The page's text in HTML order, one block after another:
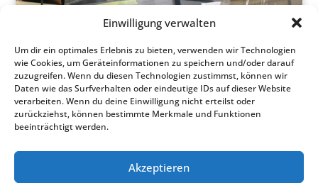
Einwilligung verwalten
Um dir ein optimales Erlebnis zu bieten, verwenden wir Technologien
wie Cookies, um Geräteinformationen zu speichern und/oder darauf
zuzugreifen. Wenn du diesen Technologien zustimmst, können wir
Daten wie das Surfverhalten oder eindeutige IDs auf dieser Website
verarbeiten. Wenn du deine Einwilligung nicht erteilst oder
zurückziehst, können bestimmte Merkmale und Funktionen
beeinträchtigt werden.
Akzeptieren
0049 (0) 2154 / 8 87 28-0